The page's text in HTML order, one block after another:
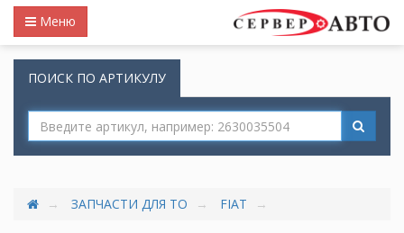
Меню
ПОИСК ПО АРТИКУЛУ
ЗАПЧАСТИ ДЛЯ ТО FIAT